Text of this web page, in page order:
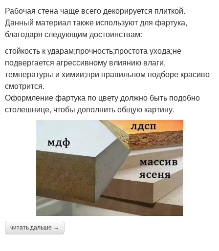
Рабочая стена чаще всего декорируется плиткой.
Данный материал также используют для фартука,
благодаря следующим достоинствам:
стойкость к ударам;прочность;простота ухода;не
подвергается агрессивному влиянию влаги,
температуры и химии;при правильном подборе красиво
смотрится.
Оформление фартука по цвету должно быть подобно
столешнице, чтобы дополнить общую картину.
читать дальше →